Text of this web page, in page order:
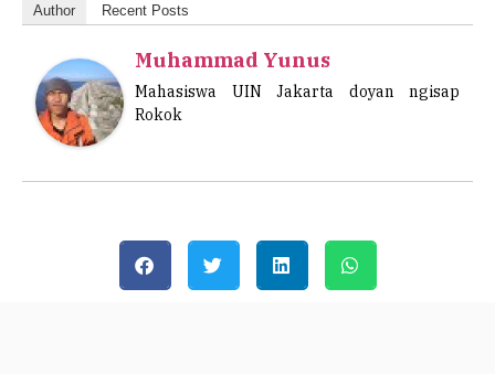
Author Recent Posts
Muhammad Yunus
Mahasiswa UIN Jakarta doyan ngisap
Rokok